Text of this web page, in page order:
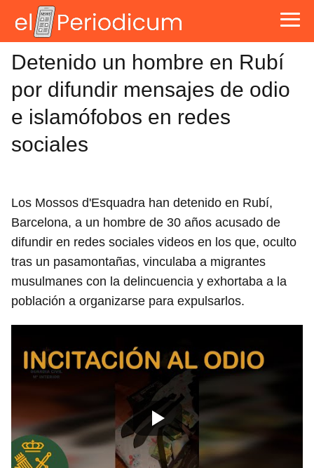
Detenido un hombre en Rubí
por difundir mensajes de odio
e islamófobos en redes
sociales
Los Mossos d'Esquadra han detenido en Rubí,
Barcelona, a un hombre de 30 años acusado de
difundir en redes sociales videos en los que, oculto
tras un pasamontañas, vinculaba a migrantes
musulmanes con la delincuencia y exhortaba a la
población a organizarse para expulsarlos.